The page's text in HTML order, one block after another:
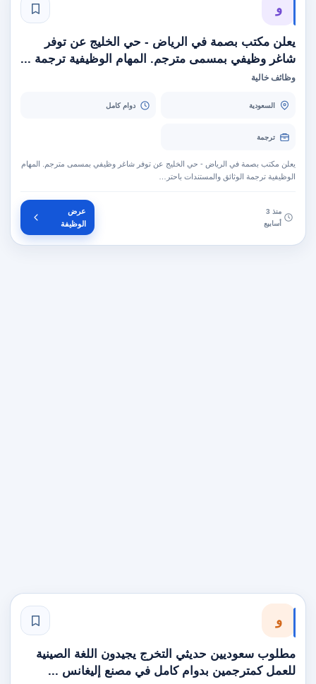
و
يعلن مكتب بصمة في الرياض - حي الخليج عن توفر
شاغر وظيفي بمسمى مترجم. المهام الوظيفية ترجمة ...
وظائف خالية
السعودية دوام كامل
ترجمة
يعلن مكتب بصمة في الرياض - حي الخليج عن توفر شاغر وظيفي بمسمى مترجم. المهام
الوظيفية ترجمة الوثائق والمستندات باحتر…
منذ 3
أسابيع
عرض
الوظيفة
و
مطلوب سعوديين حديثي التخرج يجيدون اللغة الصينية
للعمل كمترجمين بدوام كامل في مصنع إليغانس ...